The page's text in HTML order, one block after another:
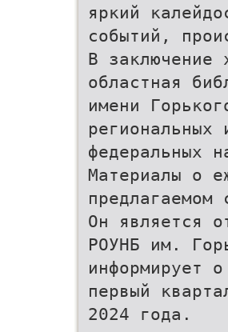
яркий
событий,
В заключение
областная
имени
региональных
федеральных
Материалы о
предлагаемом
Он является
РОУНБ им.
информирует
первый
2024 года.